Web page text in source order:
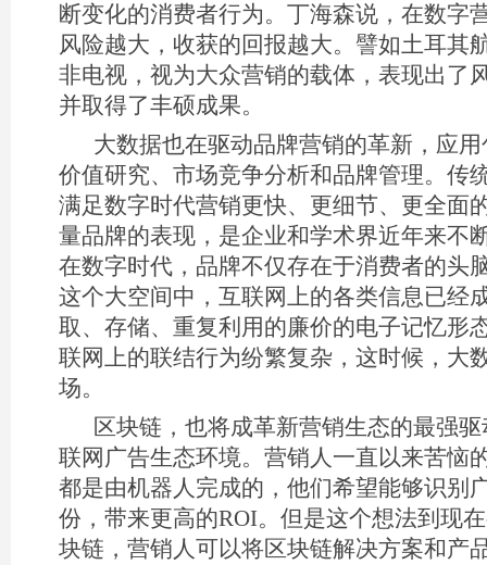
断变化的消费者行为。丁海森说，在数字
风险越大，收获的回报越大。譬如土耳其
非电视，视为大众营销的载体，表现出了
并取得了丰硕成果。
大数据也在驱动品牌营销的革新，应
价值研究、市场竞争分析和品牌管理。传
满足数字时代营销更快、更细节、更全面
量品牌的表现，是企业和学术界近年来不
在数字时代，品牌不仅存在于消费者的头
这个大空间中，互联网上的各类信息已经
取、存储、重复利用的廉价的电子记忆形
联网上的联结行为纷繁复杂，这时候，大
场。
区块链，也将成革新营销生态的最强
联网广告生态环境。营销人一直以来苦恼
都是由机器人完成的，他们希望能够识别
份，带来更高的ROI。但是这个想法到现
块链，营销人可以将区块链解决方案和产